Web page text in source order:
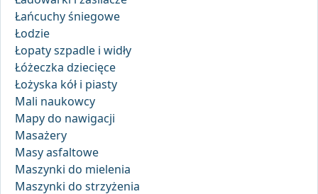
Łańcuchy śniegowe
Łodzie
Łopaty szpadle i widły
Łóżeczka dziecięce
Łożyska kół i piasty
Mali naukowcy
Mapy do nawigacji
Masażery
Masy asfaltowe
Maszynki do mielenia
Maszynki do strzyżenia